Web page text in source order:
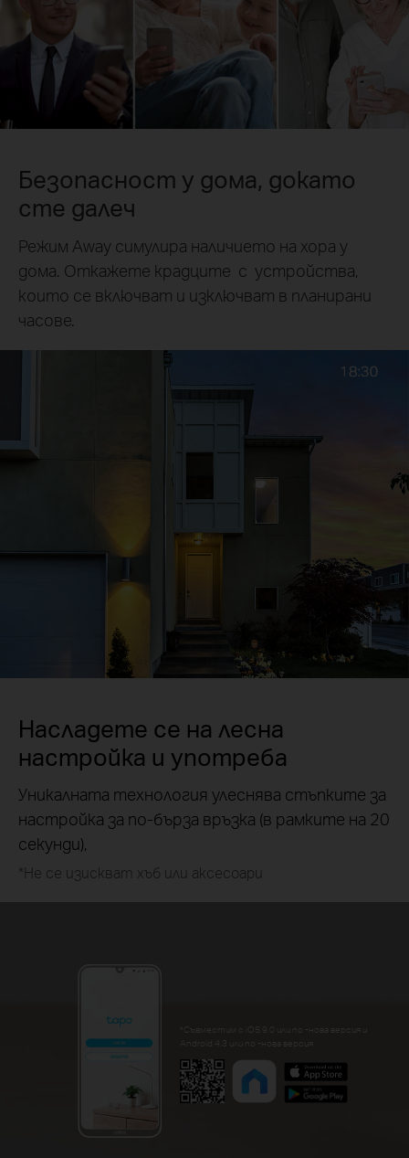
Безопасност у дома, докато
сте далеч
Режим Away симулира наличието на хора у
дома. Откажете крадците с устройства,
които се включват и изключват в планирани
часове.
Насладете се на лесна
настройка и употреба
Уникалната технология улеснява стъпките за
настройка за по-бърза връзка (в рамките на 20
секунди),
*Не се изискват хъб или аксесоари
*Съвместим с iOS 9.0 или по -нова версия и
Android 4.3 или по -нова версия